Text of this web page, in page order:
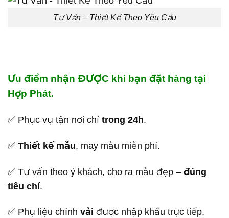
Tư Vấn – Thiết Kế Theo Yêu Cầu
Ưu điểm nhận ĐƯỢC khi bạn đặt hàng tại
Hợp Phát.
✅ Phục vụ tận nơi chỉ trong 24h.
✅ Thiết kế mẫu, may mẫu miễn phí.
✅ Tư vấn theo ý khách, cho ra mẫu đẹp – đúng
tiêu chí.
✅ Phụ liệu chính vải được nhập khẩu trực tiếp,